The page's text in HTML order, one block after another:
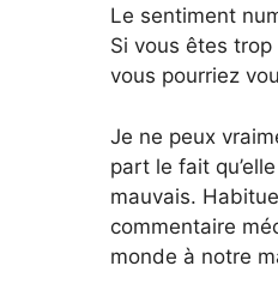
Le sentiment
Si vous êtes
vous pourriez
Je ne peux
part le fait
mauvais.
commentaire
monde à notre